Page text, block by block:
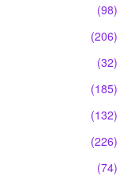
(98)
(206)
(32)
(185)
(132)
(226)
(74)